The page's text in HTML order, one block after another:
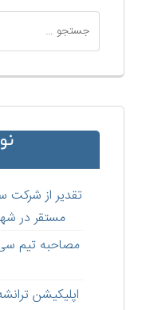
تقدیر از شرکت
مستقر در
مصاحبه تیم
اپلیکیشن